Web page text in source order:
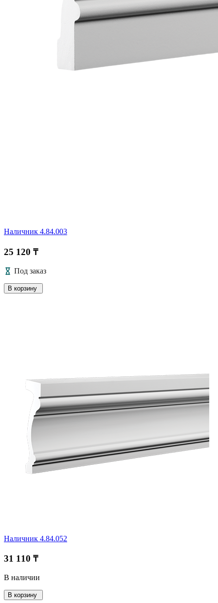
Наличник 4.84.003
25 120 ₸
Под заказ
В корзину
Наличник 4.84.052
31 110 ₸
В наличии
В корзину